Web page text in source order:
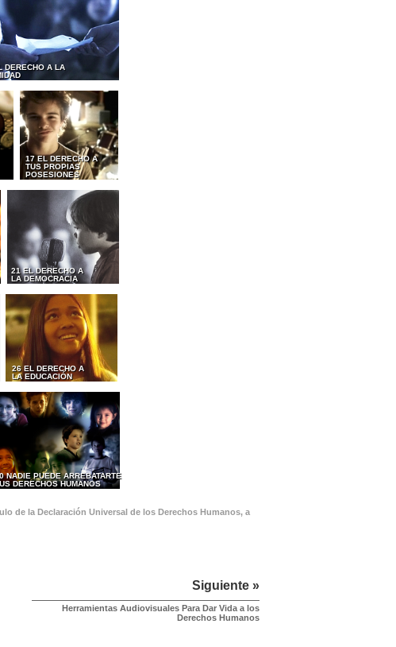
DERECHO A LA
17 EL DERECHO A
TUS PROPIAS
POSESIONES
21 EL DERECHO A
LA DEMOCRACIA
26 EL DERECHO A
LA EDUCACIÓN
NADIE PUEDE ARREBATARTE
DERECHOS HUMANOS
de la Declaración Universal de los Derechos Humanos, a
Siguiente »
Herramientas Audiovisuales Para Dar Vida a los
Derechos Humanos